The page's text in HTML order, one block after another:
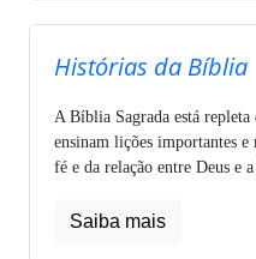
Histórias da Bíblia
A Bíblia Sagrada está
ensinam lições importantes
fé e da relação entre Deus e a
Saiba mais